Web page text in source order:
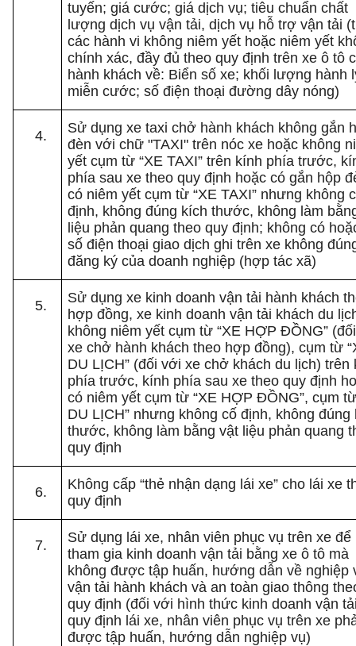
tuyến; giá cước; giá dịch vụ; tiêu chuẩn chất
lượng dịch vụ vận tải, dịch vụ hỗ trợ vận tải
các hành vi không niêm yết hoặc niêm yết
chính xác, đầy đủ theo quy định trên xe ô tô
hành khách về: Biển số xe; khối lượng hành
miễn cước; số điện thoại đường dây nóng)
Sử dụng xe taxi chở hành khách không gắn
đèn với chữ "TAXI" trên nóc xe hoặc không
yết cụm từ “XE TAXI” trên kính phía trước,
phía sau xe theo quy định hoặc có gắn hộp
có niêm yết cụm từ “XE TAXI” nhưng không
định, không đúng kích thước, không làm
liệu phản quang theo quy định; không có
số điện thoại giao dịch ghi trên xe không
đăng ký của doanh nghiệp (hợp tác xã)
Sử dụng xe kinh doanh vận tải hành khách
hợp đồng, xe kinh doanh vận tải khách du
không niêm yết cụm từ “XE HỢP ĐỒNG”
xe chở hành khách theo hợp đồng), cụm từ
DU LỊCH” (đối với xe chở khách du lịch) trên
phía trước, kính phía sau xe theo quy định
có niêm yết cụm từ “XE HỢP ĐỒNG”, cụm
DU LỊCH” nhưng không cố định, không đúng
thước, không làm bằng vật liệu phản quang
quy định
Không cấp “thẻ nhận dạng lái xe” cho lái xe
quy định
Sử dụng lái xe, nhân viên phục vụ trên xe để
tham gia kinh doanh vận tải bằng xe ô tô mà
không được tập huấn, hướng dẫn về nghiệp
vận tải hành khách và an toàn giao thông
quy định (đối với hình thức kinh doanh vận
quy định lái xe, nhân viên phục vụ trên xe
được tập huấn, hướng dẫn nghiệp vụ)